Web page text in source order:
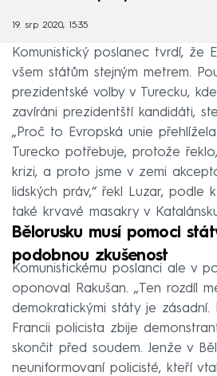
19. srp 2020, 15:35
Komunistický poslanec tvrdí, že
všem státům stejným metrem.
prezidentské volby v Turecku,
zavíráni prezidentští kandidáti,
„Proč to Evropská unie
Turecko potřebuje, protože
krizi, a proto jsme v zemi
lidských práv,“ řekl Luzar, podle
také krvavé masakry v
Bělorusku musí pomoci
podobnou zkušenost
Komunistickému poslanci ale v
oponoval Rakušan. „Ten rozdíl
demokratickými státy je zásadní.
Francii policista zbije
skončit před soudem. Jenže v
neuniformovaní policisté, kteří